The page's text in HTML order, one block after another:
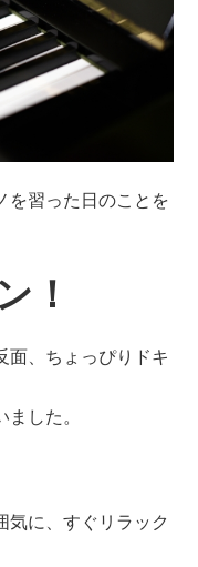
を習った日のことを
！
面、ちょっぴりドキ
した。
気に、すぐリラック